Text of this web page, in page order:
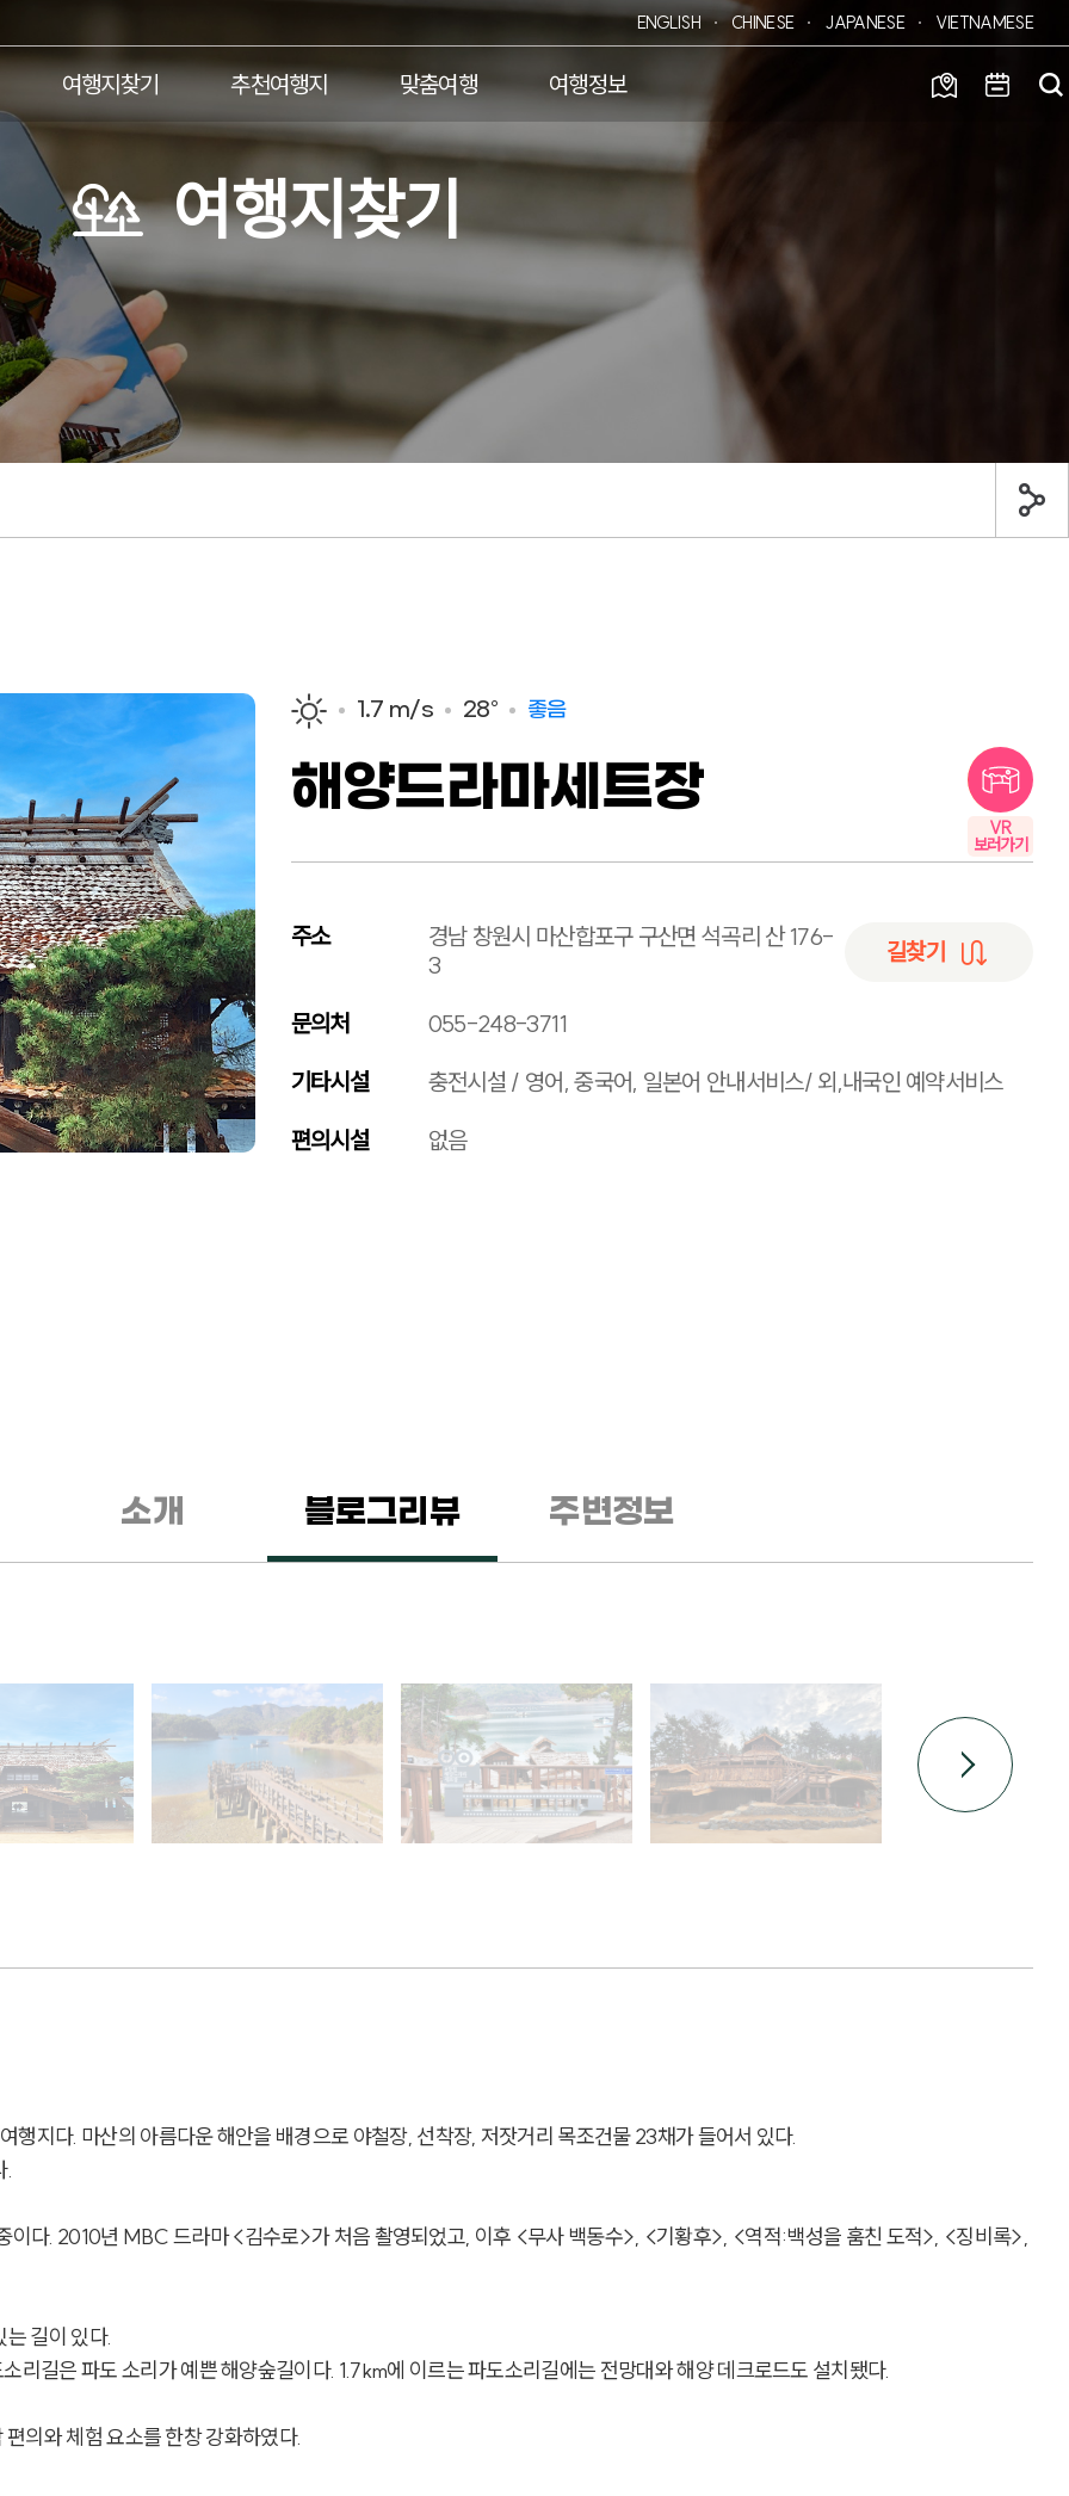
ENGLISH CHINESE JAPANESE VIETNAMESE
여행지찾기 추천여행지 맞춤여행 여행정보
여행지찾기
1.7 m/s 28° 좋음
해양드라마세트장
VR
보러가기
주소
경남 창원시 마산합포구 구산면 석곡리 산 176-
3
길찾기
문의처
055-248-3711
기타시설
충전시설 / 영어, 중국어, 일본어 안내서비스/ 외,내국인 예약서비스
편의시설
없음
소개 블로그리뷰 주변정보
지다. 마산의 아름다운 해안을 배경으로 야철장, 선착장, 저잣거리 목조건물 23채가 들어서 있다.
.
이다. 2010년 MBC 드라마 <김수로>가 처음 촬영되었고, 이후 <무사 백동수>, <기황후>, <역적:백성을 훔친 도적>, <징비록>,
길이 있다.
리길은 파도 소리가 예쁜 해양숲길이다. 1.7km에 이르는 파도소리길에는 전망대와 해양 데크로드도 설치됐다.
의와 체험 요소를 한창 강화하였다.